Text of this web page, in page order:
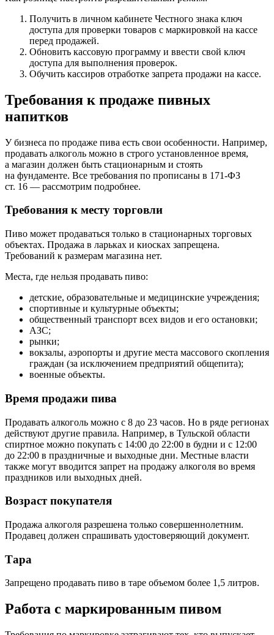
Получить в личном кабинете Честного знака ключ
доступа для проверки товаров с маркировкой на кассе
перед продажей.
Обновить кассовую программу и ввести свой ключ
доступа для выполнения проверок.
Обучить кассиров отработке запрета продажи на кассе.
Требования к продаже пивных
напитков
У бизнеса по продаже пива есть свои особенности. Например,
продавать алкоголь можно в строго установленное время,
а магазин должен быть стационарным и стоять
на фундаменте. Все требования по прописаны в 171-ФЗ
ст. 16 — рассмотрим подробнее.
Требования к месту торговли
Пиво может продаваться только в стационарных торговых
объектах. Продажа в ларьках и киосках запрещена.
Требований к размерам магазина нет.
Места, где нельзя продавать пиво:
детские, образовательные и медицинские учреждения;
спортивные и культурные объекты;
общественный транспорт всех видов и его остановки;
АЗС;
рынки;
вокзалы, аэропорты и другие места массового скопления
граждан (за исключением предприятий общепита);
военные объекты.
Время продажи пива
Продавать алкоголь можно с 8 до 23 часов. Но в ряде регионах
действуют другие правила. Например, в Тульской области
спиртное можно покупать с 14:00 до 22:00 в будни и с 12:00
до 22:00 в праздничные и выходные дни. Местные власти
также могут вводится запрет на продажу алкоголя во время
праздников или выходных дней.
Возраст покупателя
Продажа алкоголя разрешена только совершеннолетним.
Продавец должен спрашивать удостоверяющий документ.
Тара
Запрещено продавать пиво в таре объемом более 1,5 литров.
Работа с маркированным пивом